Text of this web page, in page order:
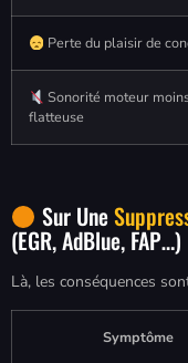
Perte du plaisir de
Sonorité moteur
flatteuse
Sur Une
(EGR, AdBlue, FAP…)
Là, les conséquences
Symptôme